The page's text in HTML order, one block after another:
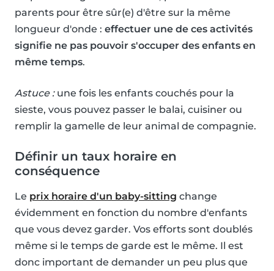
parents pour être sûr(e) d'être sur la même
longueur d'onde : effectuer une de ces activités
signifie ne pas pouvoir s'occuper des enfants en
même temps.
Astuce :une fois les enfants couchés pour la
sieste, vous pouvez passer le balai, cuisiner ou
remplir la gamelle de leur animal de compagnie.
Définir un taux horaire en
conséquence
Le prix horaire d'un baby-sitting change
évidemment en fonction du nombre d'enfants
que vous devez garder. Vos efforts sont doublés
même si le temps de garde est le même. Il est
donc important de demander un peu plus que